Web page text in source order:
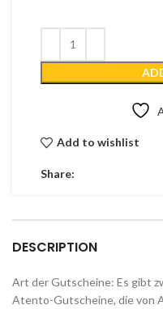
Add to wishlist
Share:
DESCRIPTION
Art der Gutscheine: Es gibt
Atento-Gutscheine, die von